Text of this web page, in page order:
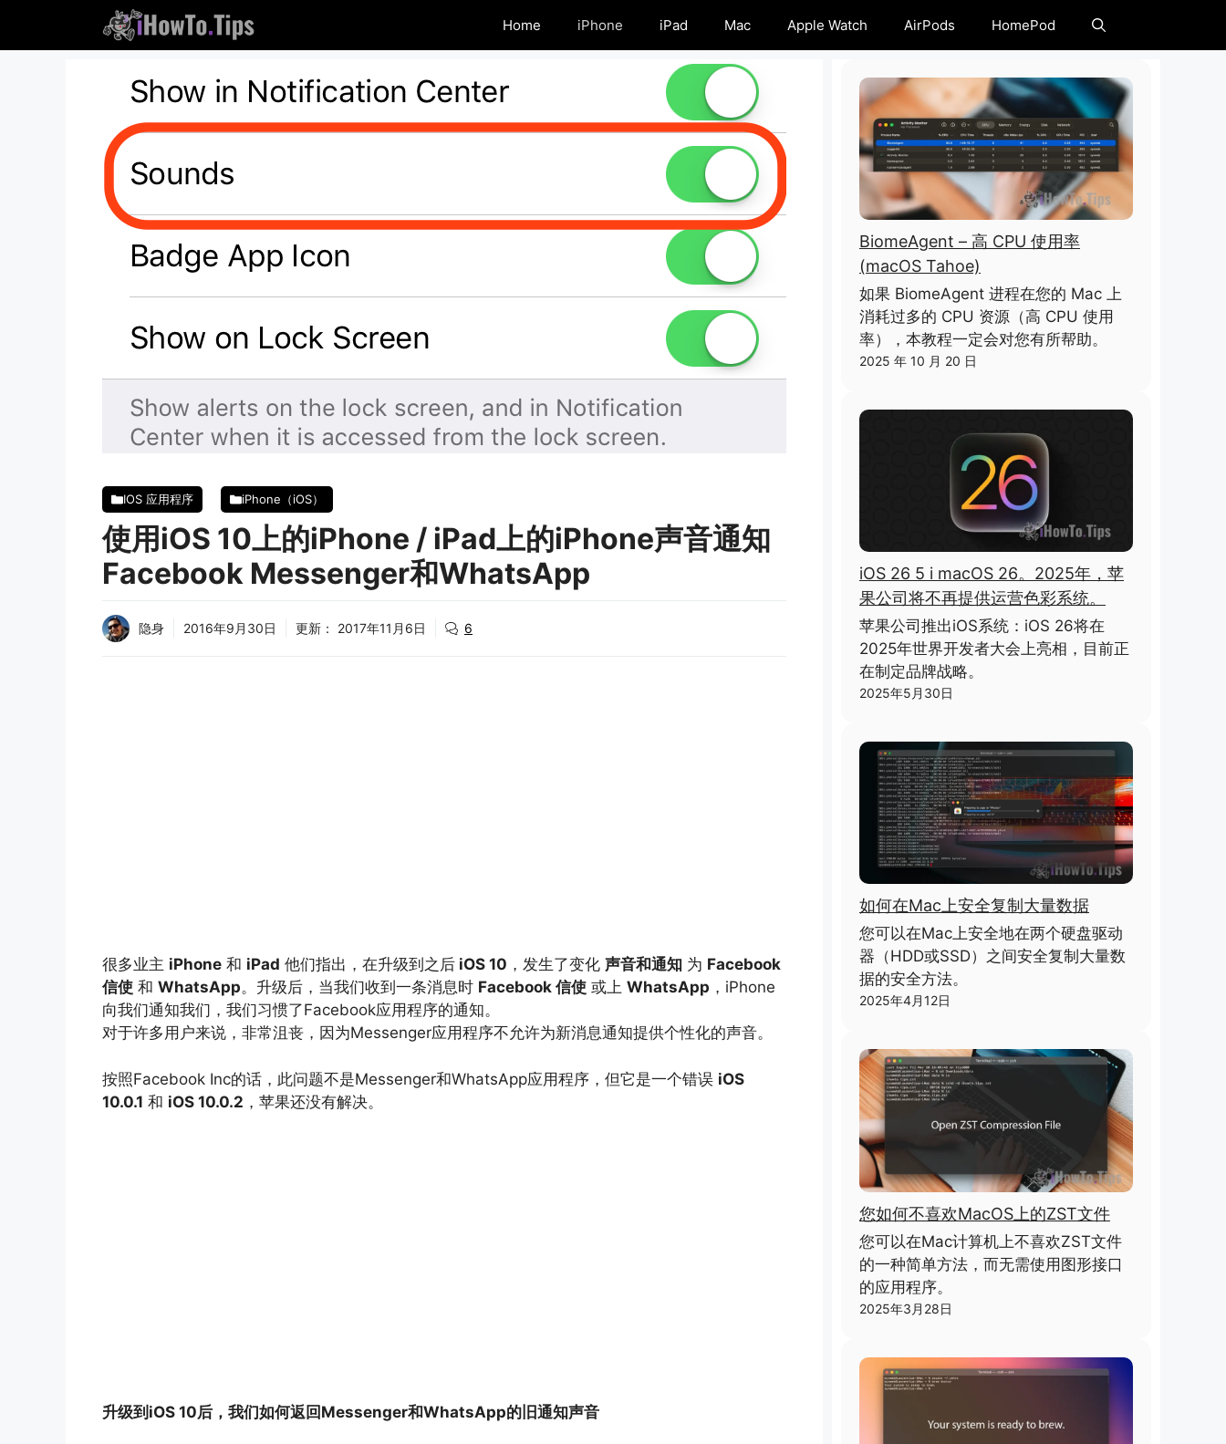
内
Home iPhone iPad Mac Apple Watch AirPods HomePod
IOS 应用程序 iPhone（iOS）
使用iOS 10上的iPhone / iPad上的iPhone声音通知
Facebook Messenger和WhatsApp
隐身 2016年9月30日 更新： 2017年11月6日 6
很多业主 iPhone 和 iPad 他们指出，在升级到之后 iOS 10 ，发生了变化 声音和通知 为 Facebook
信使 和 WhatsApp。升级后，当我们收到一条消息时 Facebook 信使 或上 WhatsApp ，iPhone
向我们通知我们，我们习惯了Facebook应用程序的通知。
对于许多用户来说，非常沮丧，因为Messenger应用程序不允许为新消息通知提供个性化的声音。
按照Facebook Inc的话，此问题不是Messenger和WhatsApp应用程序，但它是一个错误 iOS
10.0.1 和 iOS 10.0.2 ，苹果还没有解决。
升级到iOS 10后，我们如何返回Messenger和WhatsApp的旧通知声音
BiomeAgent – 高 CPU 使用率
(macOS Tahoe)
如果 BiomeAgent 进程在您的 Mac 上
消耗过多的 CPU 资源（高 CPU 使用
率），本教程一定会对您有所帮助。
2025 年 10 月 20 日
iOS 26 5 i macOS 26。2025年，苹
果公司将不再提供运营色彩系统。
苹果公司推出iOS系统：iOS 26将在
2025年世界开发者大会上亮相，目前正
在制定品牌战略。
2025年5月30日
如何在Mac上安全复制大量数据
您可以在Mac上安全地在两个硬盘驱动
器（HDD或SSD）之间安全复制大量数
据的安全方法。
2025年4月12日
您如何不喜欢MacOS上的ZST文件
您可以在Mac计算机上不喜欢ZST文件
的一种简单方法，而无需使用图形接口
的应用程序。
2025年3月28日